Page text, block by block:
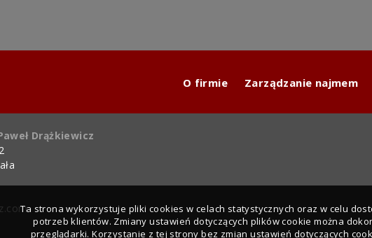
O firmie Zarządzanie najmem
Drążkiewicz
Ta strona wykorzystuje pliki cookies w celach statystycznych oraz w celu
potrzeb klientów. Zmiany ustawień dotyczących plików cookie można
przeglądarki. Korzystanie z tej strony bez zmian ustawień dotyczących